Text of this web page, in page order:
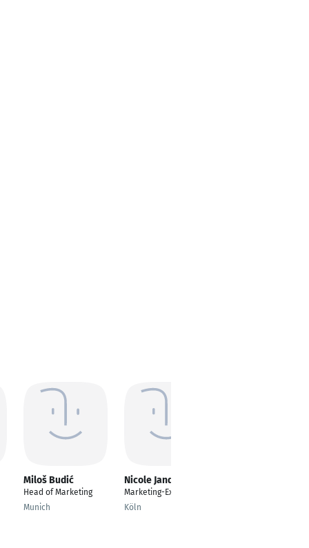
Miloš Budić
Head of Marketing
Munich
Nicole Jandrey
Marketing-Experte
Köln